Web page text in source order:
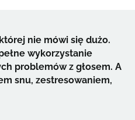
nie mówi się dużo.
wykorzystanie
problemów z głosem. A
snu, zestresowaniem,